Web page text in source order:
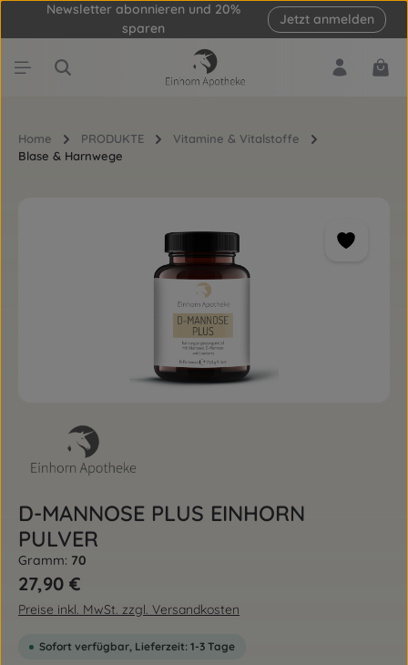
Zum Hauptinhalt springen
Newsletter abonnieren und 20%
sparen
Jetzt anmelden
Home PRODUKTE
Vitamine & Vitalstoffe
Blase & Harnwege
D-MANNOSE PLUS EINHORN
PULVER
Gramm: 70
Regulärer Preis:
27,90 €
Preise inkl. MwSt. zzgl. Versandkosten
Sofort verfügbar, Lieferzeit: 1-3 Tage